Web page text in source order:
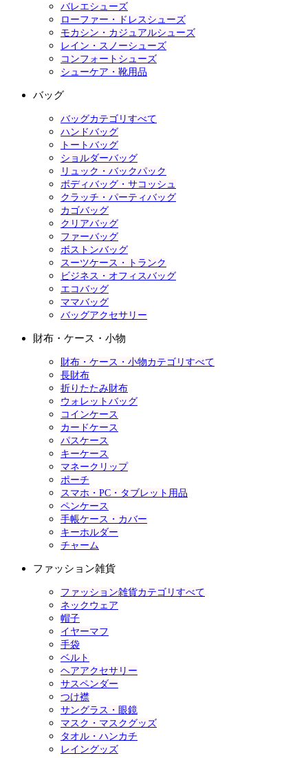
バレエシューズ
ローファー・ドレスシューズ
モカシン・カジュアルシューズ
レイン・スノーシューズ
コンフォートシューズ
シューケア・靴用品
バッグ
バッグカテゴリすべて
ハンドバッグ
トートバッグ
ショルダーバッグ
リュック・バックパック
ボディバッグ・サコッシュ
クラッチ・パーティバッグ
カゴバッグ
クリアバッグ
ファーバッグ
ボストンバッグ
スーツケース・トランク
ビジネス・オフィスバッグ
エコバッグ
ママバッグ
バッグアクセサリー
財布・ケース・小物
財布・ケース・小物カテゴリすべて
長財布
折りたたみ財布
ウォレットバッグ
コインケース
カードケース
パスケース
キーケース
マネークリップ
ポーチ
スマホ・PC・タブレット用品
ペンケース
手帳ケース・カバー
キーホルダー
チャーム
ファッション雑貨
ファッション雑貨カテゴリすべて
ネックウェア
帽子
イヤーマフ
手袋
ベルト
ヘアアクセサリー
サスペンダー
つけ襟
サングラス・眼鏡
マスク・マスクグッズ
タオル・ハンカチ
レイングッズ